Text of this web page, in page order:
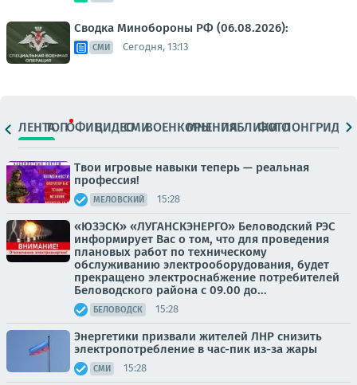
Сводка Минобороны РФ (06.08.2026):
СМИ Сегодня, 13:13
ЛЕНТАТОПОФИЦ.ВИДЕОСМИВОЕНКОРЫМНЕНИЯПАБЛИКИ
ФОТОЛОНГРИДЫ
Твои игровые навыки теперь — реальная
профессия!
МЕЛОВСКИЙ 15:28
«ЮЗЭСК» «ЛУГАНСКЭНЕРГО» Беловодский РЭС
информирует Вас о том, что для проведения
плановых работ по техническому
обслуживанию электрооборудования, будет
прекращено электроснабжение потребителей
Беловодского района с 09.00 до...
БЕЛОВОДСК 15:28
Энергетики призвали жителей ЛНР снизить
электропотребление в час-пик из-за жары
СМИ 15:28